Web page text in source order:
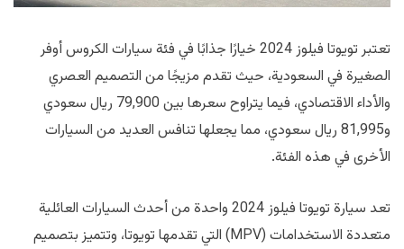
تعتبر تويوتا فيلوز 2024 خيارًا جذابًا في فئة سيارات الكروس أوفر
الصغيرة في السعودية، حيث تقدم مزيجًا من التصميم العصري
والأداء الاقتصادي، فيما يتراوح سعرها بين 79,900 ريال سعودي
و81,995 ريال سعودي، مما يجعلها تنافس العديد من السيارات
الأخرى في هذه الفئة.
تعد سيارة تويوتا فيلوز 2024 واحدة من أحدث السيارات العائلية
متعددة الاستخدامات (MPV) التي تقدمها تويوتا، وتتميز بتصميم